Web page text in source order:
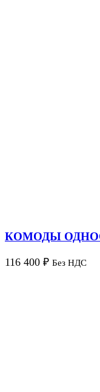
КОМОДЫ
116 400 ₽ Без НДС